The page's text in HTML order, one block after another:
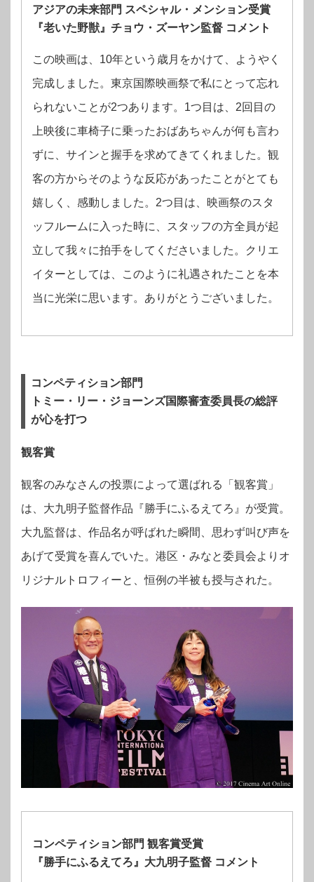
アジアの未来部門 スペシャル・メンション受賞
『老いた野獣』チョウ・ズーヤン監督 コメント
この映画は、10年という歳月をかけて、ようやく
完成しました。東京国際映画祭で私にとって忘れ
られないことが2つあります。1つ目は、2回目の
上映後に車椅子に乗ったおばあちゃんが何も言わ
ずに、サインと握手を求めてきてくれました。観
客の方からそのような反応があったことがとても
嬉しく、感動しました。2つ目は、映画祭のスタ
ッフルームに入った時に、スタッフの方全員が起
立して我々に拍手をしてくださいました。クリエ
イターとしては、このように礼遇されたことを本
当に光栄に思います。ありがとうございました。
コンペティション部門
トミー・リー・ジョーンズ国際審査委員長の総評
が心を打つ
観客賞
観客のみなさんの投票によって選ばれる「観客賞」
は、大九明子監督作品『勝手にふるえてろ』が受賞。
大九監督は、作品名が呼ばれた瞬間、思わず叫び声を
あげて受賞を喜んでいた。港区・みなと委員会よりオ
リジナルトロフィーと、恒例の半被も授与された。
コンペティション部門 観客賞受賞
『勝手にふるえてろ』大九明子監督 コメント